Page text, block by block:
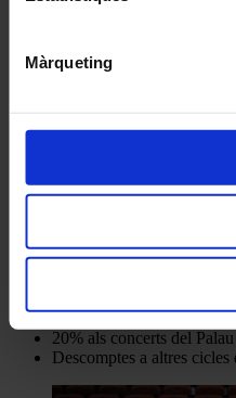
Màrqueting
Una
voltatge
Coneix la nostra
20% als concerts del
Descomptes a altres